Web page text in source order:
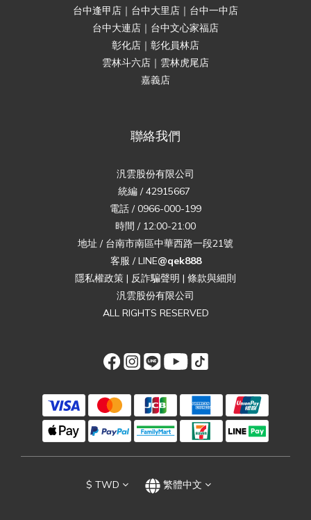
台中逢甲店｜台中大里店｜台中一中店
台中大連店｜台中文心家福店
彰化店｜彰化員林店
雲林斗六店｜雲林虎尾店
嘉義店
聯絡我們
汎雲股份有限公司
統編 / 42915667
電話 / 0966-000-199
時間 / 12:00-21:00
地址 / 台南市南區中華西路一段21號
客服 / LINE@qek888
隱私權政策 | 反詐騙聲明 | 條款與細則
汎雲股份有限公司
ALL RIGHTS RESERVED
$ TWD 繁體中文